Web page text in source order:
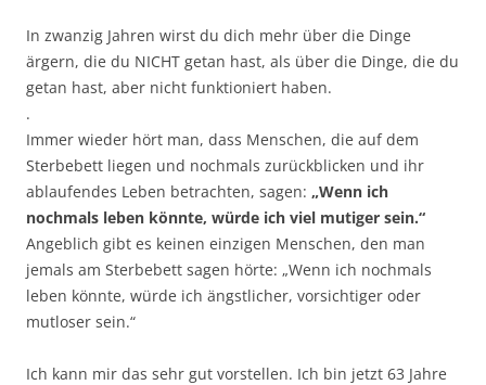
In zwanzig Jahren wirst du dich mehr über die Dinge
ärgern, die du NICHT getan hast, als über die Dinge, die du
getan hast, aber nicht funktioniert haben.
.
Immer wieder hört man, dass Menschen, die auf dem
Sterbebett liegen und nochmals zurückblicken und ihr
ablaufendes Leben betrachten, sagen: „Wenn ich
nochmals leben könnte, würde ich viel mutiger sein.“
Angeblich gibt es keinen einzigen Menschen, den man
jemals am Sterbebett sagen hörte: „Wenn ich nochmals
leben könnte, würde ich ängstlicher, vorsichtiger oder
mutloser sein.“
Ich kann mir das sehr gut vorstellen. Ich bin jetzt 63 Jahre